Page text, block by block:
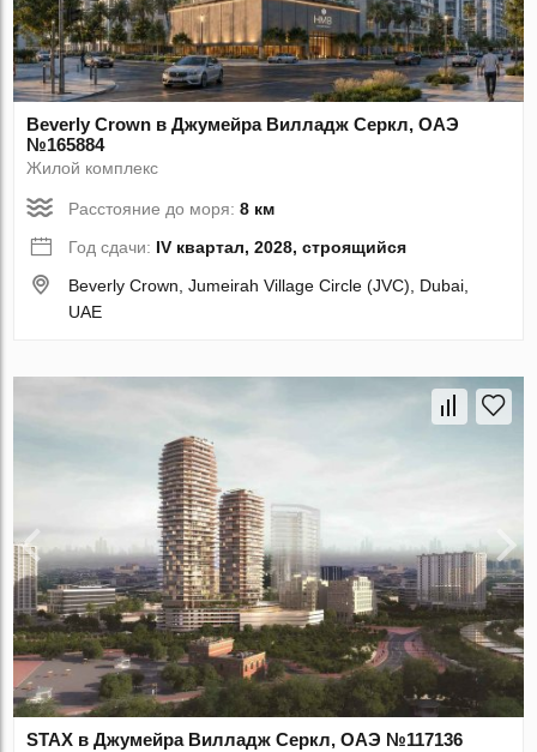
Beverly Crown в Джумейра Вилладж Серкл, ОАЭ
№165884
Жилой комплекс
Расстояние до моря:8 км
Год сдачи: IV квартал, 2028, строящийся
Beverly Crown, Jumeirah Village Circle (JVC), Dubai,
UAE
STAX в Джумейра Вилладж Серкл, ОАЭ №117136